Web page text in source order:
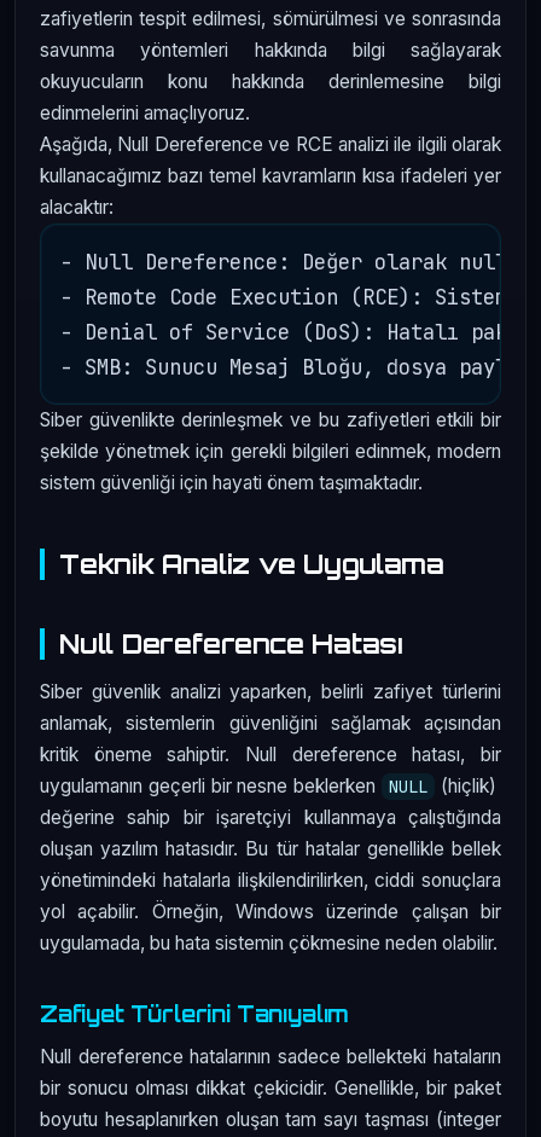
zafiyetlerin tespit edilmesi, sömürülmesi ve sonrasında
savunma yöntemleri hakkında bilgi sağlayarak
okuyucuların konu hakkında derinlemesine bilgi
edinmelerini amaçlıyoruz.
Aşağıda, Null Dereference ve RCE analizi ile ilgili olarak
kullanacağımız bazı temel kavramların kısa ifadeleri yer
alacaktır:
- Null Dereference: Değer olarak null
- Remote Code Execution (RCE):
- Denial of Service (DoS): Hatalı paket
Siber güvenlikte derinleşmek ve bu zafiyetleri etkili bir
şekilde yönetmek için gerekli bilgileri edinmek, modern
sistem güvenliği için hayati önem taşımaktadır.
Teknik Analiz ve Uygulama
Null Dereference Hatası
Siber güvenlik analizi yaparken, belirli zafiyet türlerini
anlamak, sistemlerin güvenliğini sağlamak açısından
kritik öneme sahiptir. Null dereference hatası, bir
uygulamanın geçerli bir nesne beklerken
NULL
(hiçlik)
değerine sahip bir işaretçiyi kullanmaya çalıştığında
oluşan yazılım hatasıdır. Bu tür hatalar genellikle bellek
yönetimindeki hatalarla ilişkilendirilirken, ciddi sonuçlara
yol açabilir. Örneğin, Windows üzerinde çalışan bir
uygulamada, bu hata sistemin çökmesine neden olabilir.
Zafiyet Türlerini Tanıyalım
Null dereference hatalarının sadece bellekteki hataların
bir sonucu olması dikkat çekicidir. Genellikle, bir paket
boyutu hesaplanırken oluşan tam sayı taşması (integer